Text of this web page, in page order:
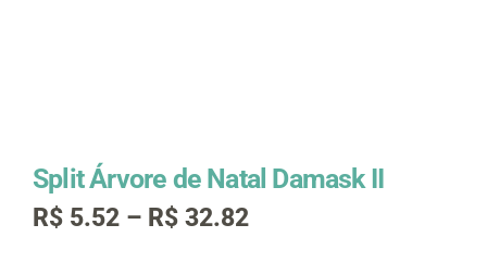
Split Árvore de Natal Damask II
R$ 5.52 – R$ 32.82Faixa